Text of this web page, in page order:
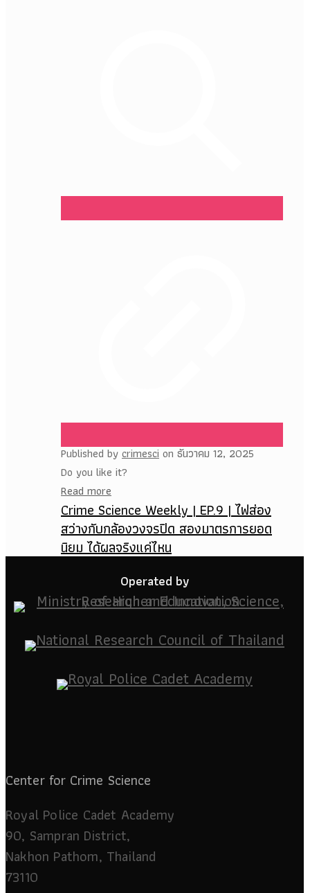
Published by crimesci on ธันวาคม 12, 2025
Do you like it?
Read more
Crime Science Weekly | EP.9 | ไฟส่อง
สว่างกับกล้องวงจรปิด สองมาตรการยอด
นิยม ได้ผลจริงแค่ไหน
Operated by
Center for Crime Science
Royal Police Cadet Academy
90, Sampran District,
Nakhon Pathom, Thailand
73110